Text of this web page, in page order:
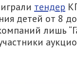
тендер
детей от 8
лишь